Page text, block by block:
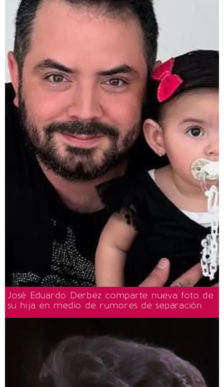
José Eduardo Derbez comparte nueva foto de
su hija en medio de rumores de separación